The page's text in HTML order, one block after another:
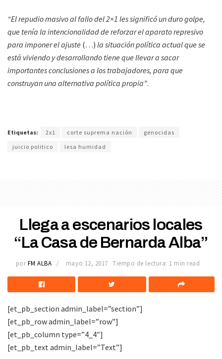
“El repudio masivo al fallo del 2×1 les significó un duro golpe,
que tenía la intencionalidad de reforzar el aparato represivo
para imponer el ajuste (…) la situación política actual que se
está viviendo y desarrollando tiene que llevar a sacar
importantes conclusiones a los trabajadores, para que
construyan una alternativa política propia”.
Etiquetas: 2x1 corte suprema nación
genocidas
juicio politico
lesa humidad
Llega a escenarios locales
“La Casa de Bernarda Alba”
por FM ALBA mayo 12, 2017 Tiempo de lectura: 1 min read
[et_pb_section admin_label=”section”]
[et_pb_row admin_label=”row”]
[et_pb_column type=”4_4″]
[et_pb_text admin_label=”Text”]